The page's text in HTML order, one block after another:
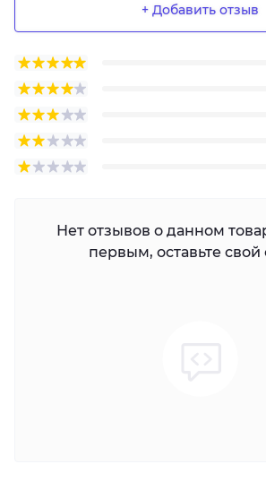
+ Добавить отзыв
Нет отзывов о данном
первым, оставьте свой